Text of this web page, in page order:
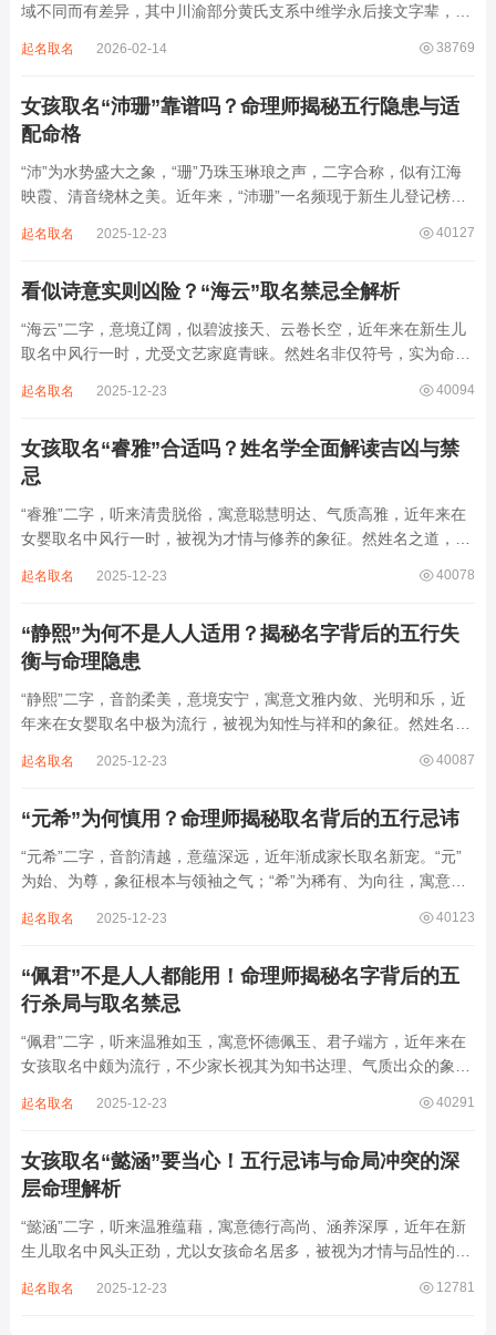
域不同而有差异，其中川渝部分黄氏支系中维学永后接文字辈，完
某支系的续修字辈，在安岳、岳池一带的黄氏族谱里能明确查到，
38769
起名取名 2026-02-14
女孩取名“沛珊”靠谱吗？命理师揭秘五行隐患与适
配命格
“沛”为水势盛大之象，“珊”乃珠玉琳琅之声，二字合称，似有江海
映霞、清音绕林之美。近年来，“沛珊”一名频现于新生儿登记榜
雅符号，实为命理五行流转之枢纽。一字之选，关乎气场平衡。沛
40127
起名取名 2025-12-23
看似诗意实则凶险？“海云”取名禁忌全解析
“海云”二字，意境辽阔，似碧波接天、云卷长空，近年来在新生儿
取名中风行一时，尤受文艺家庭青睐。然姓名非仅符号，实为命局
滔天，木浮无根，阴气过重，易致意志不坚、事业漂泊、健康受
40094
起名取名 2025-12-23
女孩取名“睿雅”合适吗？姓名学全面解读吉凶与禁
忌
“睿雅”二字，听来清贵脱俗，寓意聪慧明达、气质高雅，近年来在
女婴取名中风行一时，被视为才情与修养的象征。然姓名之道，贵
增心力。细察“睿雅”之局，实藏金水成势、火土受制之患，若不顾
40078
起名取名 2025-12-23
“静熙”为何不是人人适用？揭秘名字背后的五行失
衡与命理隐患
“静熙”二字，音韵柔美，意境安宁，寓意文雅内敛、光明和乐，近
年来在女婴取名中极为流行，被视为知性与祥和的象征。然姓名命
象，实藏金水偏寒、火气受制之弊，若不顾八字强弱，盲目套用，
40087
起名取名 2025-12-23
“元希”为何慎用？命理师揭秘取名背后的五行忌讳
“元希”二字，音韵清越，意蕴深远，近年渐成家长取名新宠。“元”
为始、为尊，象征根本与领袖之气；“希”为稀有、为向往，寓意卓
象。然姓名非止文雅，实为命理气场之枢纽。一字之选，关乎运途
40123
起名取名 2025-12-23
“佩君”不是人人都能用！命理师揭秘名字背后的五
行杀局与取名禁忌
“佩君”二字，听来温雅如玉，寓意怀德佩玉、君子端方，近年来在
女孩取名中颇为流行，不少家长视其为知书达理、气质出众的象
察“佩君”之象，实藏金气过旺、木土受制之局，若不顾命主五行强
40291
起名取名 2025-12-23
女孩取名“懿涵”要当心！五行忌讳与命局冲突的深
层命理解析
“懿涵”二字，听来温雅蕴藉，寓意德行高尚、涵养深厚，近年在新
生儿取名中风头正劲，尤以女孩命名居多，被视为才情与品性的完
也如逆水行舟，徒增心力。细察“懿涵”之象，实藏水势泛滥、土崩
12781
起名取名 2025-12-23